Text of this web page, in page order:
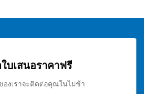
บเสนอราคาฟรี
องเราจะติดต่อคุณในไม่ช้า